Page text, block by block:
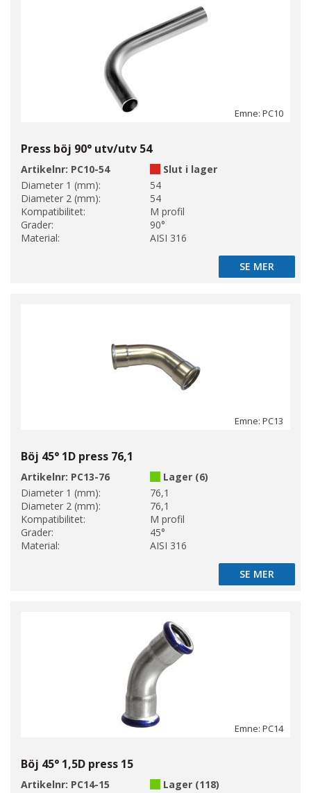
Emne: PC10
Press böj 90° utv/utv 54
Artikelnr: PC10-54
Slut i lager
Diameter 1 (mm):
54
Diameter 2 (mm):
54
Kompatibilitet:
M profil
Grader:
90°
Material:
AISI 316
SE MER
SE MER
Emne: PC13
Böj 45° 1D press 76,1
Artikelnr: PC13-76
Lager (6)
Diameter 1 (mm):
76,1
Diameter 2 (mm):
76,1
Kompatibilitet:
M profil
Grader:
45°
Material:
AISI 316
SE MER
SE MER
Emne: PC14
Böj 45° 1,5D press 15
Artikelnr: PC14-15
Lager (118)